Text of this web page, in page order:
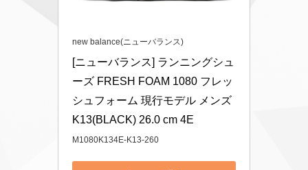
new balance(ニューバランス)
[ニューバランス] ランニングシュ
ーズ FRESH FOAM 1080 フレッ
シュフォーム 現行モデル メンズ
K13(BLACK) 26.0 cm 4E
M1080K134E-K13-260